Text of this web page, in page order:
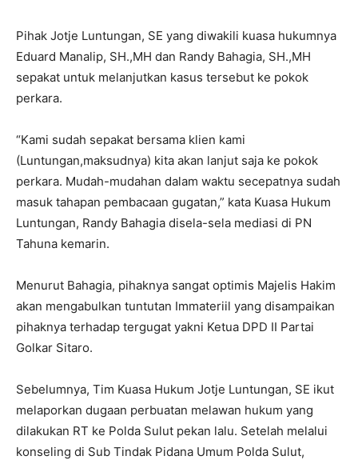
Pihak Jotje Luntungan, SE yang diwakili kuasa hukumnya
Eduard Manalip, SH.,MH dan Randy Bahagia, SH.,MH
sepakat untuk melanjutkan kasus tersebut ke pokok
perkara.
“Kami sudah sepakat bersama klien kami
(Luntungan,maksudnya) kita akan lanjut saja ke pokok
perkara. Mudah-mudahan dalam waktu secepatnya sudah
masuk tahapan pembacaan gugatan,” kata Kuasa Hukum
Luntungan, Randy Bahagia disela-sela mediasi di PN
Tahuna kemarin.
Menurut Bahagia, pihaknya sangat optimis Majelis Hakim
akan mengabulkan tuntutan Immateriil yang disampaikan
pihaknya terhadap tergugat yakni Ketua DPD II Partai
Golkar Sitaro.
Sebelumnya, Tim Kuasa Hukum Jotje Luntungan, SE ikut
melaporkan dugaan perbuatan melawan hukum yang
dilakukan RT ke Polda Sulut pekan lalu. Setelah melalui
konseling di Sub Tindak Pidana Umum Polda Sulut,